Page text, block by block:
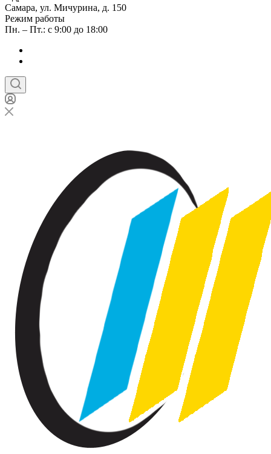
Самара, ул. Мичурина, д. 150
Режим работы
Пн. – Пт.: с 9:00 до 18:00